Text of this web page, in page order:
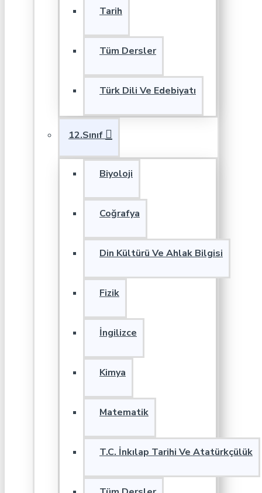
Tarih
Tüm Dersler
Türk Dili Ve Edebiyatı
12.Sınıf
Biyoloji
Coğrafya
Din Kültürü Ve Ahlak Bilgisi
Fizik
İngilizce
Kimya
Matematik
T.C. İnkılap Tarihi Ve Atatürkçülük